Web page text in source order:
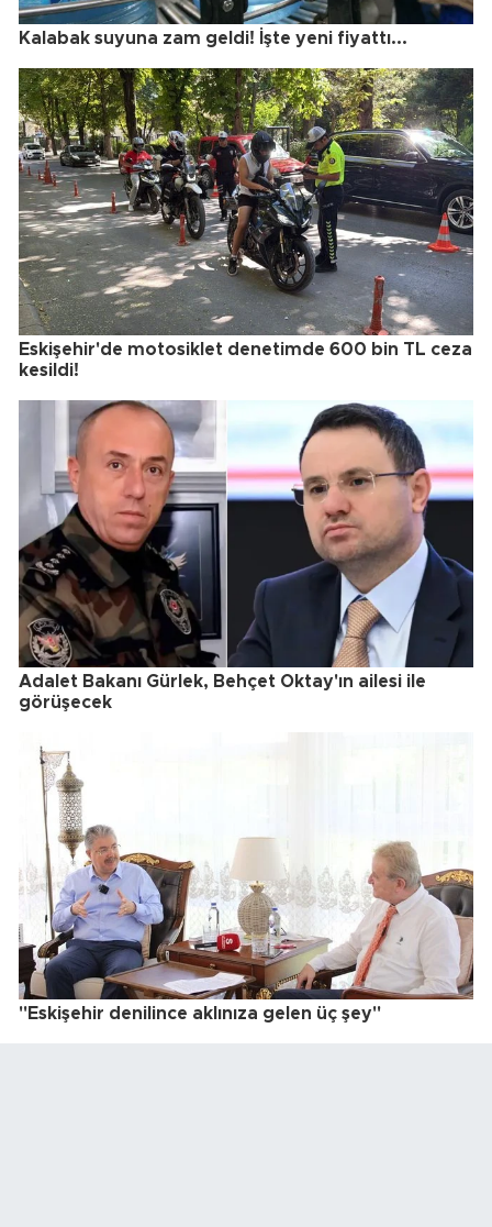
Kalabak suyuna zam geldi! İşte yeni fiyattı...
Eskişehir'de motosiklet denetimde 600 bin TL ceza
kesildi!
Adalet Bakanı Gürlek, Behçet Oktay'ın ailesi ile
görüşecek
"Eskişehir denilince aklınıza gelen üç şey"